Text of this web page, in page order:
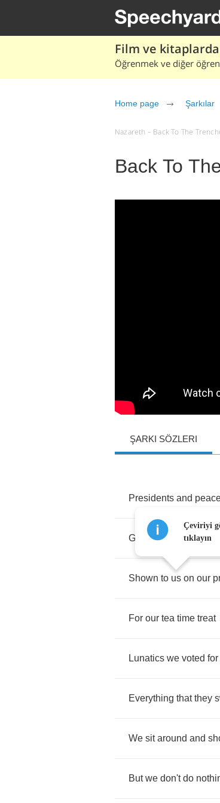
Film ve
Öğrenmek ve diğer
Home page Şarkılar
Nazareth – Back To The
Back To
ŞARKI SÖZLERI
Presidents and
Getting gunned down
Shown to us on our
For our tea time treat
Lunatics we voted for
Everything that they
We sit around and
But we don't do
Çeviriyi
tıklayın